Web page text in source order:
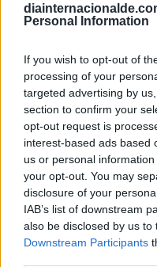
Personal Information
If you wish to opt-out of
processing of your
targeted advertising by
section to confirm your
opt-out request is
interest-based ads based
us or personal
your opt-out. You may
disclosure of your
IAB’s list of downstream
also be disclosed by us to
Downstream Participants
Calendario Lunar
2027
Calculadoras
Calcula la
Sumar o restar
fecha
Calcular días